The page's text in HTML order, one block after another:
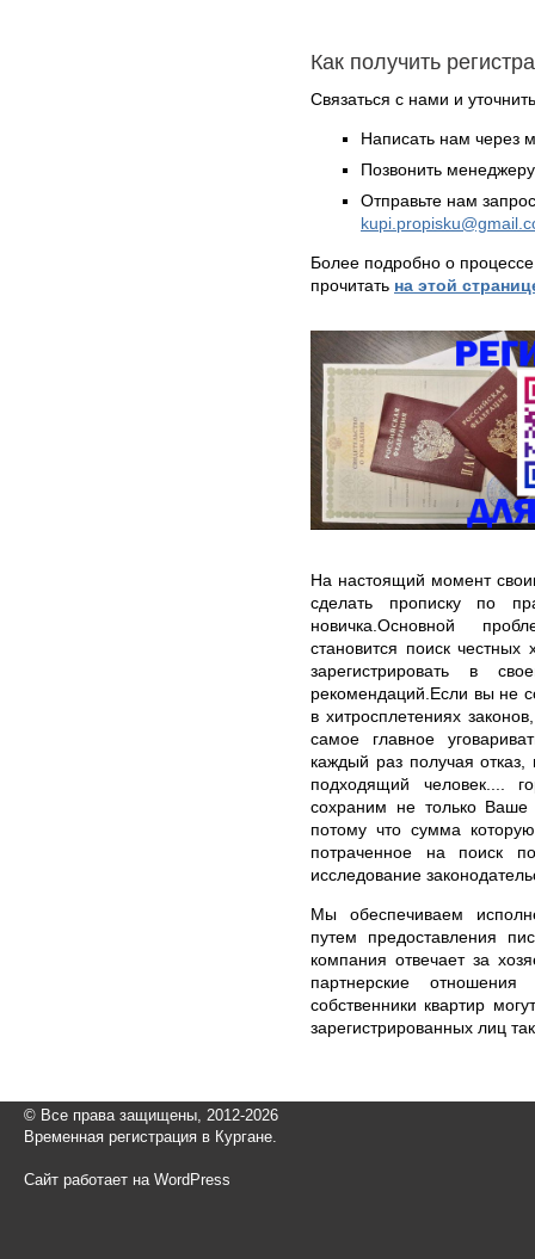
Как получить
Связаться с нами и
Написать нам через
Позвонить
Отправьте нам
Более подробно о
прочитать на этой
На настоящий момент
сделать прописку по
новичка.Основной
становится поиск
зарегистрировать в
рекомендаций.Если вы не
в хитросплетениях
самое главное
каждый раз получая
подходящий человек....
сохраним не только
потому что сумма
потраченное на поиск
исследование
Мы обеспечиваем
путем предоставления
компания отвечает за
партнерские
собственники квартир
зарегистрированных лиц
© Все права защищены, 2012-2026
Временная регистрация в Кургане.
Сайт работает на WordPress